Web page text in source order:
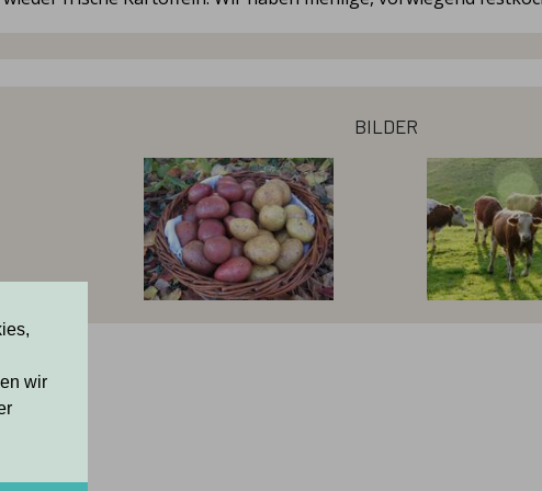
wir
bilder